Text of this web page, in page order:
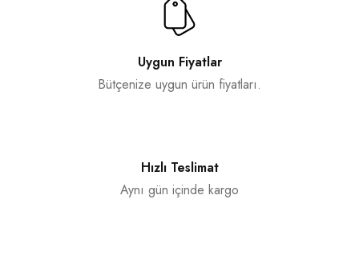
Uygun Fiyatlar
Bütçenize uygun ürün fiyatları.
Hızlı Teslimat
Aynı gün içinde kargo